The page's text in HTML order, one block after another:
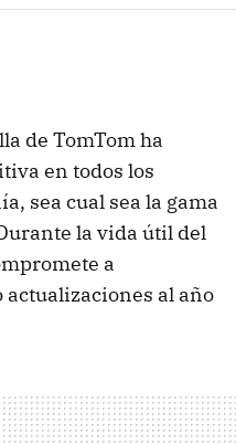
de TomTom ha
en todos los
sea cual sea la gama
la vida útil del
a
al año